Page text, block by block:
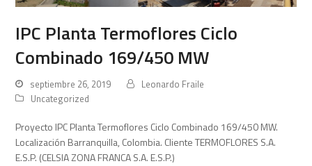
IPC Planta Termoflores Ciclo
Combinado 169/450 MW
septiembre 26, 2019
Leonardo Fraile
Uncategorized
Proyecto IPC Planta Termoflores Ciclo Combinado 169/450 MW.
Localización Barranquilla, Colombia. Cliente TERMOFLORES S.A.
E.S.P. (CELSIA ZONA FRANCA S.A. E.S.P.)